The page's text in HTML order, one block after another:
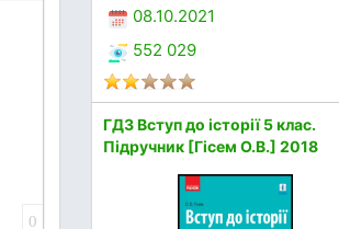
0
08.10.2021
552 029
ГДЗ Вступ до історії 5 клас.
Підручник [Гісем О.В.] 2018